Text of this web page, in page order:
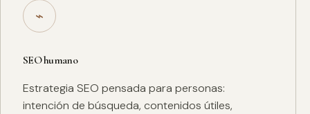
⌁
SEO humano
Estrategia SEO pensada para personas:
intención de búsqueda, contenidos útiles,